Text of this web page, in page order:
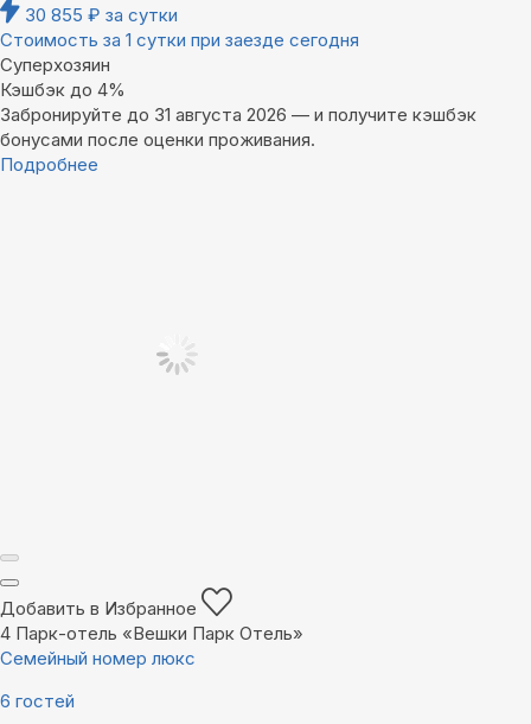
30 855 ₽ за сутки
Стоимость за 1 сутки при заезде сегодня
Суперхозяин
Кэшбэк до 4%
Забронируйте до 31 августа 2026 — и получите кэшбэк
бонусами после оценки проживания.
Подробнее
Добавить в Избранное
4 Парк-отель «Вешки Парк Отель»
Семейный номер люкс
6 гостей